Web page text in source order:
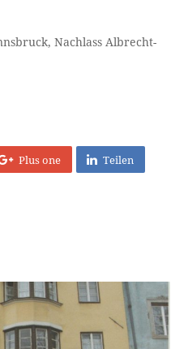
Nachlass Albrecht-
Plus one Teilen